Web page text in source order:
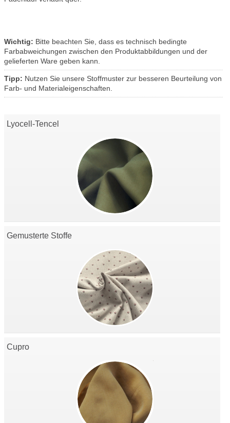
Wichtig: Bitte beachten Sie, dass es technisch bedingte
Farbabweichungen zwischen den Produktabbildungen und der
gelieferten Ware geben kann.
Tipp: Nutzen Sie unsere Stoffmuster zur besseren Beurteilung von
Farb- und Materialeigenschaften.
Lyocell-Tencel
Gemusterte Stoffe
Cupro